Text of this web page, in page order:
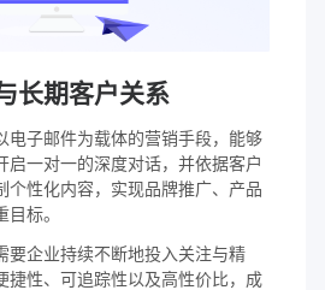
长期客户关系
电子邮件为载体的营销手段，能够
启一对一的深度对话，并依据客户
个性化内容，实现品牌推广、产品
标。
要企业持续不断地投入关注与精
捷性、可追踪性以及高性价比，成